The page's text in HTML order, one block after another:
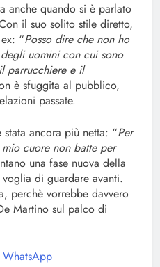
anche quando si è parlato
il suo solito stile diretto,
“Posso dire che non ho
uomini con cui sono
parrucchiere e il
è sfuggita al pubblico,
passate.
ancora più netta: “Per
cuore non batte per
una fase nuova della
di guardare avanti.
perchè vorrebbe davvero
Martino sul palco di
WhatsApp